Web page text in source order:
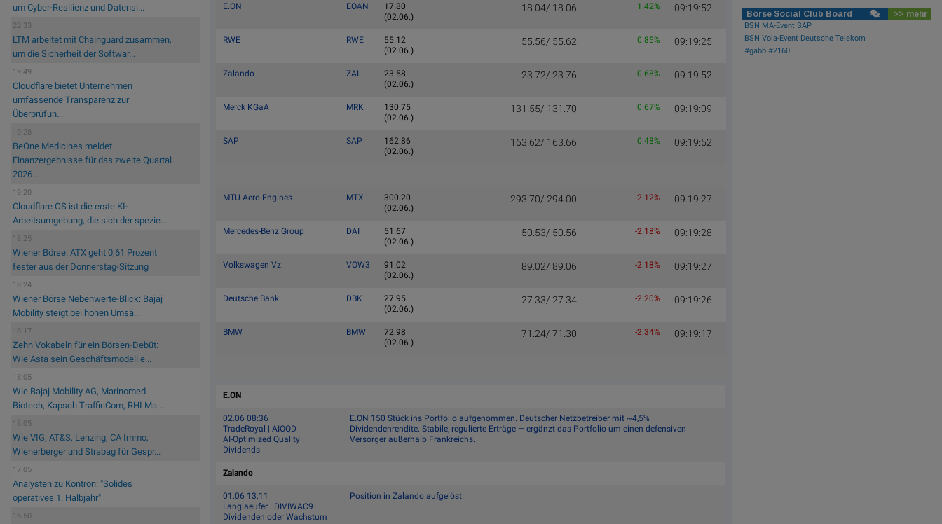
um Cyber-Resilienz und Datensi...
22:33
LTM arbeitet mit Chainguard zusammen,
um die Sicherheit der Softwar...
19:49
Cloudflare bietet Unternehmen
umfassende Transparenz zur
Überprüfun...
19:28
BeOne Medicines meldet
Finanzergebnisse für das zweite Quartal
2026...
19:20
Cloudflare OS ist die erste KI-
Arbeitsumgebung, die sich der spezie...
18:25
Wiener Börse: ATX geht 0,61 Prozent
fester aus der Donnerstag-Sitzung
18:24
Wiener Börse Nebenwerte-Blick: Bajaj
Mobility steigt bei hohen Umsä...
18:17
Zehn Vokabeln für ein Börsen-Debüt:
Wie Asta sein Geschäftsmodell e...
18:05
Wie Bajaj Mobility AG, Marinomed
Biotech, Kapsch TrafficCom, RHI Ma...
18:05
Wie VIG, AT&S, Lenzing, CA Immo,
Wienerberger und Strabag für Gespr...
17:05
Analysten zu Kontron: "Solides
operatives 1. Halbjahr"
16:50
E.ON EOAN
17.80
(02.06.)
18.04/ 18.06 1.42% 09:19:52
RWE RWE
55.12
(02.06.)
55.56/ 55.62 0.85% 09:19:25
Zalando ZAL
23.58
(02.06.)
23.72/ 23.76 0.68% 09:19:52
Merck KGaA MRK
130.75
(02.06.)
131.55/ 131.70 0.67% 09:19:09
SAP SAP
162.86
(02.06.)
163.62/ 163.66 0.48% 09:19:52
MTU Aero Engines MTX
300.20
(02.06.)
293.70/ 294.00 -2.12% 09:19:27
Mercedes-Benz Group DAI
51.67
(02.06.)
50.53/ 50.56 -2.18% 09:19:28
Volkswagen Vz. VOW3
91.02
(02.06.)
89.02/ 89.06 -2.18% 09:19:27
Deutsche Bank DBK
27.95
(02.06.)
27.33/ 27.34 -2.20% 09:19:26
BMW BMW
72.98
(02.06.)
71.24/ 71.30 -2.34% 09:19:17
E.ON
02.06 08:36
TradeRoyal | AIOQD
AI-Optimized Quality
Dividends
E.ON 150 Stück ins Portfolio aufgenommen. Deutscher Netzbetreiber mit ~4,5%
Dividendenrendite. Stabile, regulierte Erträge — ergänzt das Portfolio um einen defensiven
Versorger außerhalb Frankreichs.
Zalando
01.06 13:11
Langlaeufer | DIVIWAC9
Dividenden oder Wachstum
Position in Zalando aufgelöst.
Börse Social Club Board >> mehr
BSN MA-Event SAP
BSN Vola-Event Deutsche Telekom
#gabb #2160